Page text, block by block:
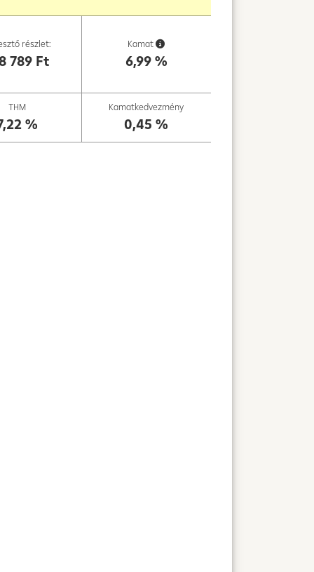
részlet:
789Ft
Kamat
6,99%
THM
%
Kamatkedvezmény
0,45 %